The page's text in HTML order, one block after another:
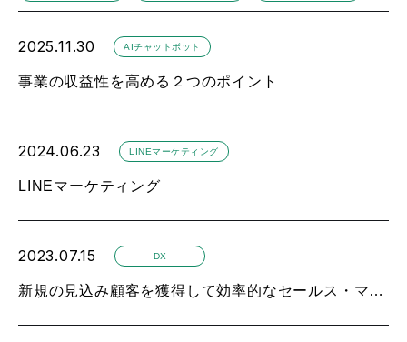
2025.11.30 AIチャットボット
事業の収益性を高める２つのポイント
2024.06.23 LINEマーケティング
LINEマーケティング
2023.07.15 DX
新規の見込み顧客を獲得して効率的なセールス・マーケティングを行う方法